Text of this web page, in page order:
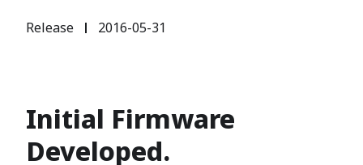
Release | 2016-05-31
Initial Firmware
Developed.